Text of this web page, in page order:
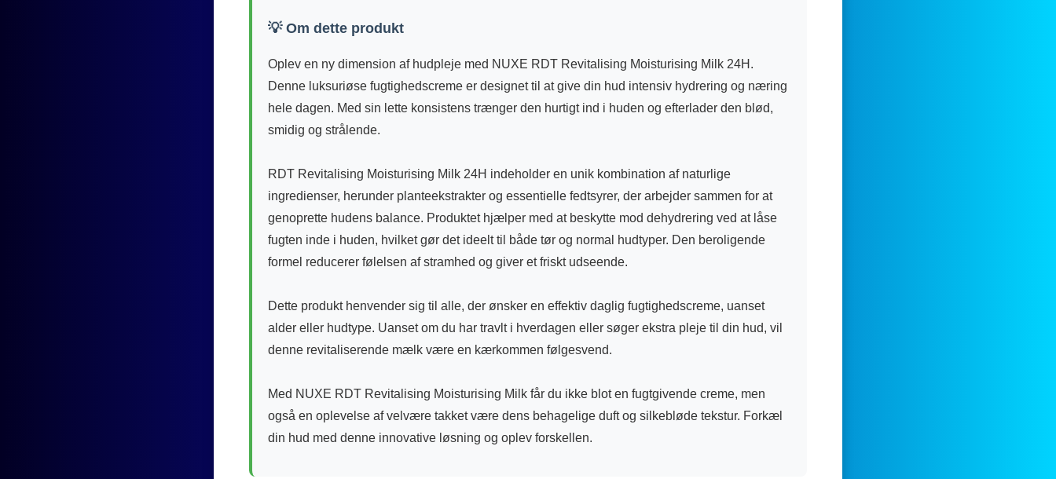
💡 Om dette produkt
Oplev en ny dimension af hudpleje med NUXE RDT Revitalising Moisturising Milk 24H.
Denne luksuriøse fugtighedscreme er designet til at give din hud intensiv hydrering og næring
hele dagen. Med sin lette konsistens trænger den hurtigt ind i huden og efterlader den blød,
smidig og strålende.
RDT Revitalising Moisturising Milk 24H indeholder en unik kombination af naturlige
ingredienser, herunder planteekstrakter og essentielle fedtsyrer, der arbejder sammen for at
genoprette hudens balance. Produktet hjælper med at beskytte mod dehydrering ved at låse
fugten inde i huden, hvilket gør det ideelt til både tør og normal hudtyper. Den beroligende
formel reducerer følelsen af stramhed og giver et friskt udseende.
Dette produkt henvender sig til alle, der ønsker en effektiv daglig fugtighedscreme, uanset
alder eller hudtype. Uanset om du har travlt i hverdagen eller søger ekstra pleje til din hud, vil
denne revitaliserende mælk være en kærkommen følgesvend.
Med NUXE RDT Revitalising Moisturising Milk får du ikke blot en fugtgivende creme, men
også en oplevelse af velvære takket være dens behagelige duft og silkebløde tekstur. Forkæl
din hud med denne innovative løsning og oplev forskellen.